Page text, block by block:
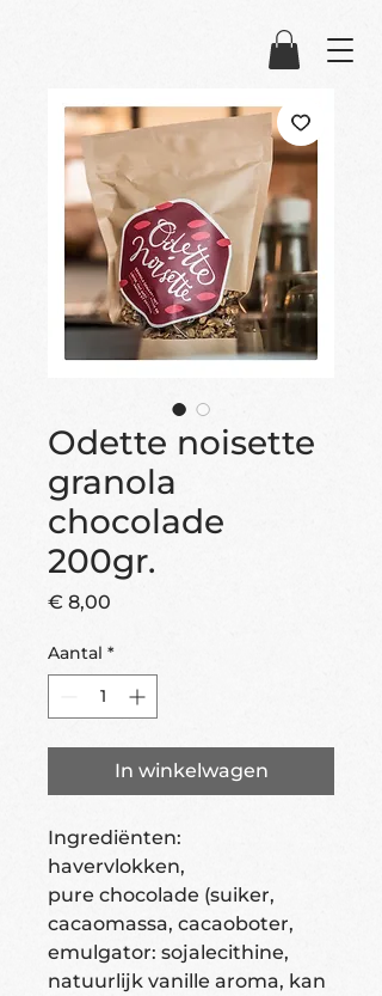
Odette noisette
granola
chocolade
200gr.
€ 8,00
Aantal *
In winkelwagen
Ingrediënten:
havervlokken,
pure chocolade (suiker,
cacaomassa, cacaoboter,
emulgator: sojalecithine,
natuurlijk vanille aroma, kan